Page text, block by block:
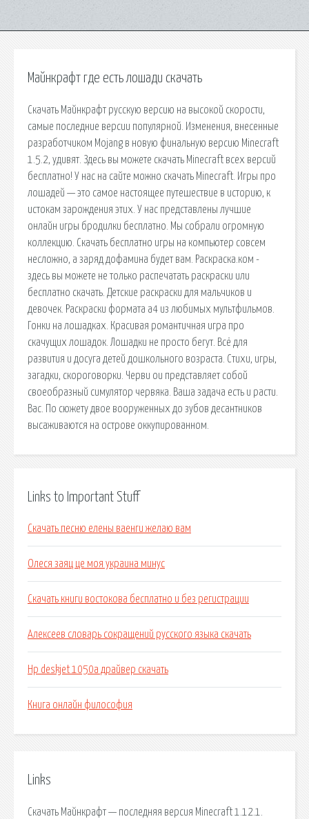
Майнкрафт где есть лошади скачать
Скачать Майнкрафт русскую версию на высокой скорости,
самые последние версии популярной. Изменения, внесенные
разработчиком Mojang в новую финальную версию Minecraft
1.5.2, удивят. Здесь вы можете скачать Minecraft всех версий
бесплатно! У нас на сайте можно скачать Minecraft. Игры про
лошадей — это самое настоящее путешествие в историю, к
истокам зарождения этих. У нас представлены лучшие
онлайн игры бродилки бесплатно. Мы собрали огромную
коллекцию. Скачать бесплатно игры на компьютер совсем
несложно, а заряд дофамина будет вам. Раскраска.ком -
здесь вы можете не только распечатать раскраски или
бесплатно скачать. Детские раскраски для мальчиков и
девочек. Раскраски формата а4 из любимых мультфильмов.
Гонки на лошадках. Красивая романтичная игра про
скачущих лошадок. Лошадки не просто бегут. Всё для
развития и досуга детей дошкольного возраста. Стихи, игры,
загадки, скороговорки. Черви ои представляет собой
своеобразный симулятор червяка. Ваша задача есть и расти.
Вас. По сюжету двое вооруженных до зубов десантников
высаживаются на острове оккупированном.
Links to Important Stuff
Скачать песню елены ваенги желаю вам
Олеся заяц це моя украина минус
Скачать книги востокова бесплатно и без регистрации
Алексеев словарь сокращений русского языка скачать
Hp deskjet 1050a драйвер скачать
Книга онлайн философия
Links
Скачать Майнкрафт — последняя версия Minecraft 1.12.1.